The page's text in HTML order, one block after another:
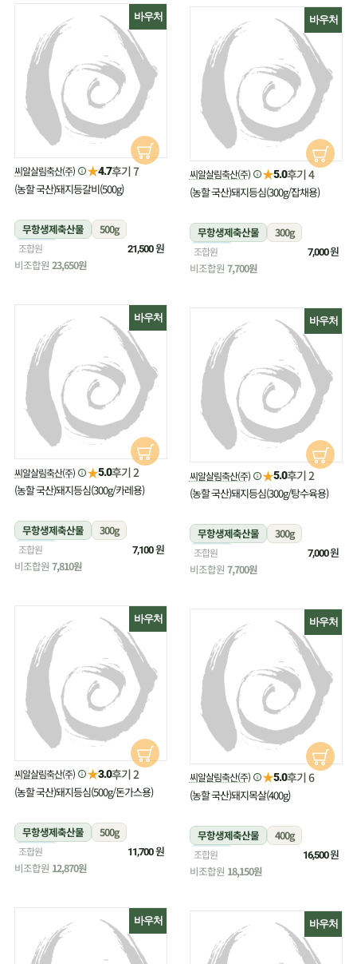
바우처
씨알살림축산(주) ★4.7후기 7
(농할 국산)돼지등갈비(500g)
무항생제축산물
500g
냉장
조합원 21,500원
비조합원 23,650원
바우처
씨알살림축산(주) ★5.0후기 4
(농할 국산)돼지등심(300g/잡채용)
무항생제축산물
300g
냉장
조합원 7,000원
비조합원 7,700원
바우처
씨알살림축산(주) ★5.0후기 2
(농할 국산)돼지등심(300g/카레용)
무항생제축산물
300g
냉장
조합원 7,100원
비조합원 7,810원
바우처
씨알살림축산(주) ★5.0후기 2
(농할 국산)돼지등심(300g/탕수육용)
무항생제축산물
300g
냉장
조합원 7,000원
비조합원 7,700원
바우처
씨알살림축산(주) ★3.0후기 2
(농할 국산)돼지등심(500g/돈가스용)
무항생제축산물
500g
냉장
조합원 11,700원
비조합원 12,870원
바우처
씨알살림축산(주) ★5.0후기 6
(농할 국산)돼지목살(400g)
무항생제축산물
400g
냉장
조합원 16,500원
비조합원 18,150원
바우처 바우처